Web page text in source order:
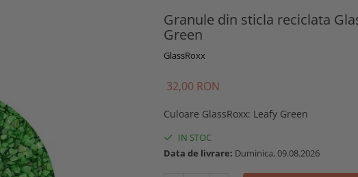
Granule din sticla reciclata
Green
GlassRoxx
32,00 RON
Culoare GlassRoxx: Leafy Green
IN STOC
Data de livrare: Duminica, 09.08.2026